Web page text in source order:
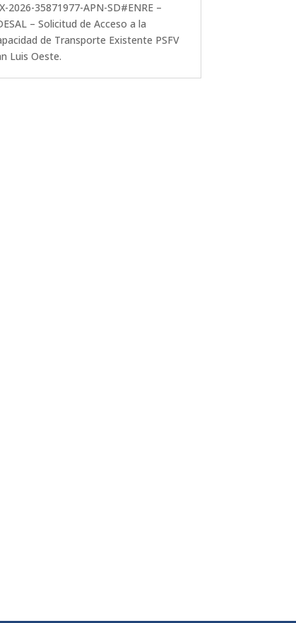
2026-35871977-APN-SD#ENRE –
– Solicitud de Acceso a la
de Transporte Existente PSFV
Luis Oeste.